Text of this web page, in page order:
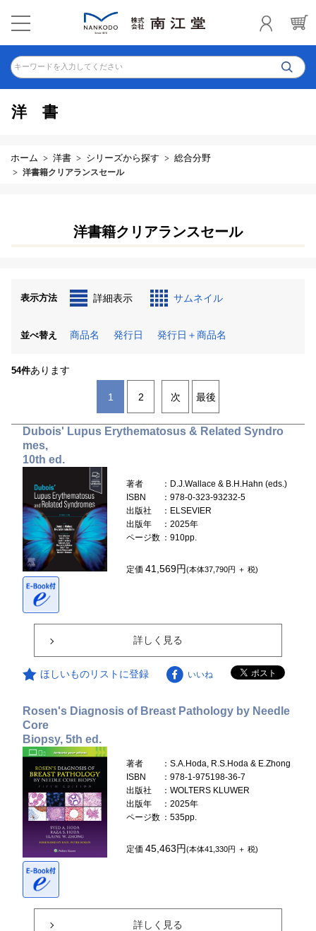
キーワードを入力してください
洋書
ホーム 洋書 シリーズから探す 総合分野
洋書籍クリアランスセール
洋書籍クリアランスセール
表示方法 詳細表示 サムネイル
並べ替え 商品名 発行日 発行日＋商品名
54件あります
1 2 次 最後
Dubois' Lupus Erythematosus & Related Syndro
mes,
10th ed.
著者
：D.J.Wallace & B.H.Hahn (eds.)
ISBN
：978-0-323-93232-5
出版社
：ELSEVIER
出版年
：2025年
ページ数 ：910pp.
定価41,569円(本体37,790円 ＋ 税)
詳しく見る
ほしいものリストに登録 いいね
Rosen's Diagnosis of Breast Pathology by Needle
Core
Biopsy, 5th ed.
著者
：S.A.Hoda, R.S.Hoda & E.Zhong
ISBN
：978-1-975198-36-7
出版社
：WOLTERS KLUWER
出版年
：2025年
ページ数 ：535pp.
定価45,463円(本体41,330円 ＋ 税)
詳しく見る